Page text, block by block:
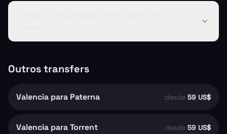
Outros transfers
Valencia para Paterna desde 59 US$
Valencia para Torrent desde 59 US$